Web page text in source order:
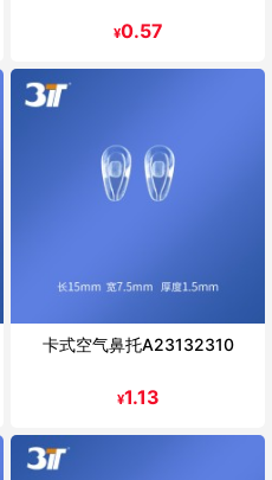
¥0.57
卡式空气鼻托A23132310
¥1.13